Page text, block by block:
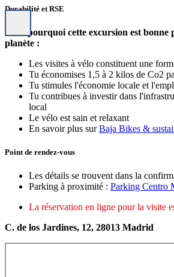
Durabilité et RSE
C'est pourquoi cette excursion est
planète :
Les visites à vélo constituent une
Tu économises 1,5 à 2 kilos de Co2
Tu stimules l'économie locale et
Tu contribues à investir dans
local
Le vélo est sain et relaxant
En savoir plus surBaja Bikes &
Point de rendez-vous
Les détails se trouvent dans la
Parking à proximité : Parking Centro
La réservation en ligne pour la visite
C. de los Jardines, 12, 28013 Madrid